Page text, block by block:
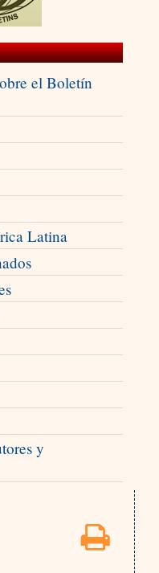
el Boletín
Latina
y